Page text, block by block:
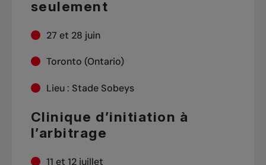
seulement
27 et 28 juin
Toronto (Ontario)
Lieu : Stade Sobeys
Clinique d’initiation à
l’arbitrage
11 et 12 juillet